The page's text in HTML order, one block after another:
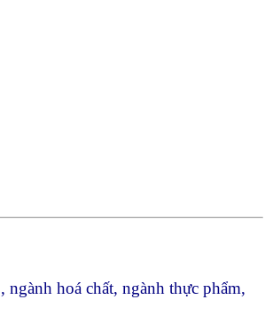
hoá chất, ngành thực phẩm,